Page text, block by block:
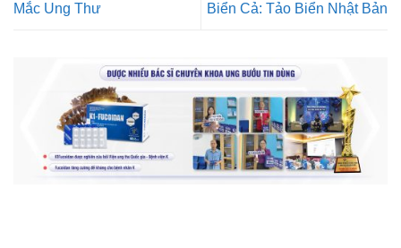
Mắc Ung Thư
Biển Cả: Tảo Biển Nhật Bản